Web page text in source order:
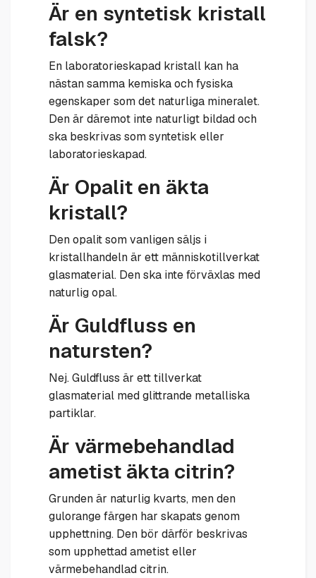
Är en syntetisk kristall
falsk?
En laboratorieskapad kristall kan ha
nästan samma kemiska och fysiska
egenskaper som det naturliga mineralet.
Den är däremot inte naturligt bildad och
ska beskrivas som syntetisk eller
laboratorieskapad.
Är Opalit en äkta
kristall?
Den opalit som vanligen säljs i
kristallhandeln är ett människotillverkat
glasmaterial. Den ska inte förväxlas med
naturlig opal.
Är Guldfluss en
natursten?
Nej. Guldfluss är ett tillverkat
glasmaterial med glittrande metalliska
partiklar.
Är värmebehandlad
ametist äkta citrin?
Grunden är naturlig kvarts, men den
gulorange färgen har skapats genom
upphettning. Den bör därför beskrivas
som upphettad ametist eller
värmebehandlad citrin.